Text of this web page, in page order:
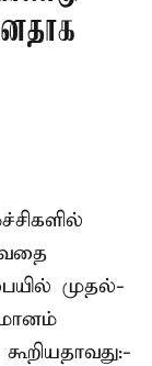
முதல்-